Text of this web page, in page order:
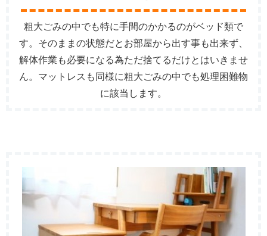
粗大ごみの中でも特に手間のかかるのがベッド類で
す。そのままの状態だとお部屋から出す事も出来ず、
解体作業も必要になる為ただ捨てるだけとはいきませ
ん。マットレスも同様に粗大ごみの中でも処理困難物
に該当します。